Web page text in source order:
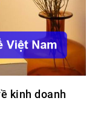
kinh doanh